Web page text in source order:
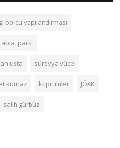
borcu yapılandırması
parkı
usta süreyya yücel
kurnaz köprülüler JÖAK
salih gürbüz